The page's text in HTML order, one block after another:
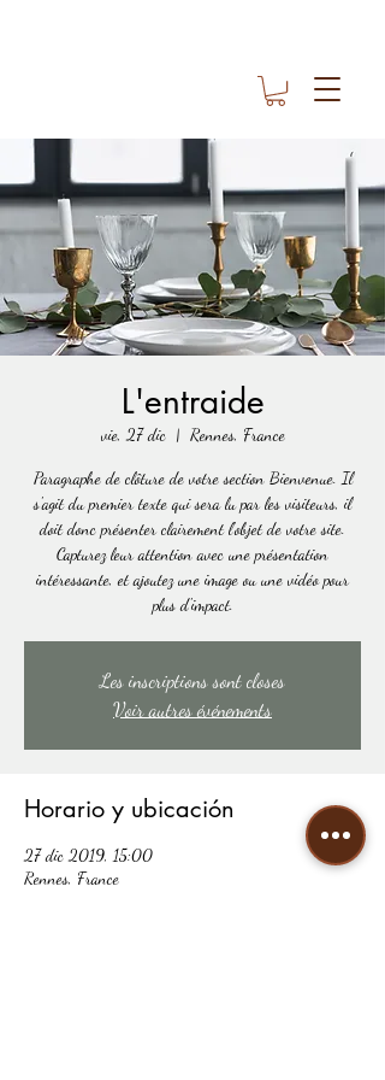
L'entraide
vie, 27 dic
  |
Rennes, France
Paragraphe de clôture de votre section Bienvenue. Il
s'agit du premier texte qui sera lu par les visiteurs, il
doit donc présenter clairement l'objet de votre site.
Capturez leur attention avec une présentation
intéressante, et ajoutez une image ou une vidéo pour
plus d'impact.
Les inscriptions sont closes
Voir autres événements
Horario y ubicación
27 dic 2019, 15:00
Rennes, France